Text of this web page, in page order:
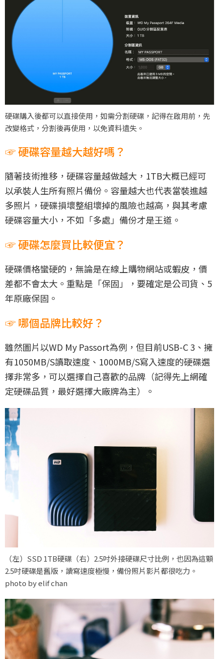
硬碟購入後都可以直接使用，如需分割硬碟，記得在啟用前，先
改變格式，分割後再使用，以免資料遺失。
☞ 硬碟容量越大越好嗎？
隨著技術推移，硬碟容量越做越大，1TB大概已經可
以承裝人生所有照片備份。容量越大也代表當裝進越
多照片，硬碟損壞整組壞掉的風險也越高，與其考慮
硬碟容量大小，不如「多處」備份才是王道。
☞ 硬碟怎麼買比較便宜？
硬碟價格蠻硬的，無論是在線上購物網站或蝦皮，價
差都不會太大。重點是「保固」，要確定是公司貨、5
年原廠保固。
☞ 哪個品牌比較好？
雖然圖片以WD My Passort為例，但目前USB-C 3、擁
有1050MB/S讀取速度、1000MB/S寫入速度的硬碟選
擇非常多，可以選擇自己喜歡的品牌（記得先上網確
定硬碟品質，最好選擇大廠牌為主）。
（左）SSD 1TB硬碟（右）2.5吋外接硬碟尺寸比例，也因為這顆
2.5吋硬碟是舊版，讀寫速度極慢，備份照片影片都很吃力。
photo by elif chan